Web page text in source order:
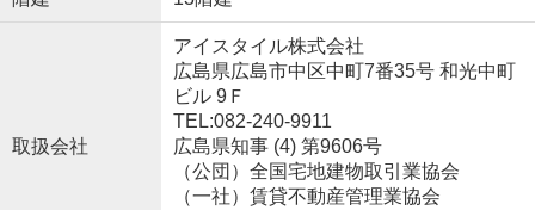
取扱会社
アイスタイル株式会社
広島県広島市中区中町7番35号 和光中町
ビル 9Ｆ
TEL:082-240-9911
広島県知事 (4) 第9606号
（公団）全国宅地建物取引業協会
（一社）賃貸不動産管理業協会